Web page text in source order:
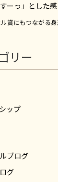
ーっ」とした
賞にもつながる
リー
ップ
ブログ
グ